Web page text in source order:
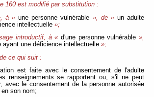
160 est modifié par substitution :
à «une personne vulnérable », de «un adulte
intellectuelle»;
introductif, à « d'une personne vulnérable»,
ayant une déficience intellectuelle»;
ce qui suit :
est faite avec le consentement de l'adulte
renseignements se rapportent ou, s'il ne peut
avec le consentement de la personne autorisée
son nom;